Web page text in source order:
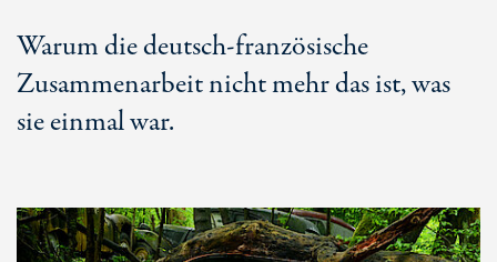
Warum die deutsch-französische
Zusammenarbeit nicht mehr das ist, was
sie einmal war.